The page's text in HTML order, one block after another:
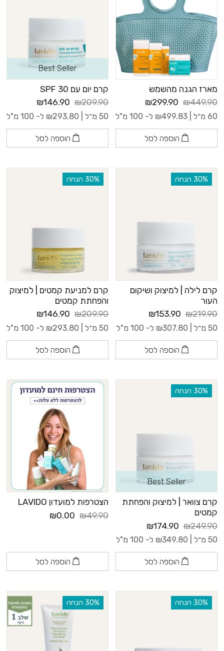
מארז הגנה מהשמש
₪449.90
₪299.90
60 מ״ל | ₪499.83 ל- 100 מ"ל
הוספה לסל
Best Seller
קרם יום עם 30 SPF
₪209.90
₪146.90
50 מ״ל | ₪293.80 ל- 100 מ"ל
הוספה לסל
‫30% הנחה
קרם לילה | למיצוק ושיקום
העור
₪219.90
₪153.90
50 מ״ל | ₪307.80 ל- 100 מ"ל
הוספה לסל
‫30% הנחה
קרם למניעת קמטים | למיצוק
והפחתת קמטים
₪209.90
₪146.90
50 מ״ל | ₪293.80 ל- 100 מ"ל
הוספה לסל
‫30% הנחה
Best Seller
קרם צוואר | למיצוק והפחתת
קמטים
₪249.90
₪174.90
50 מ״ל | ₪349.80 ל- 100 מ"ל
הוספה לסל
הצטרפות למועדון LAVIDO
₪49.90
₪0.00
הוספה לסל
‫30% הנחה ‫30% הנחה